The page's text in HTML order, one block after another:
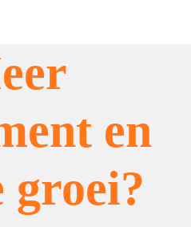
en
groei?